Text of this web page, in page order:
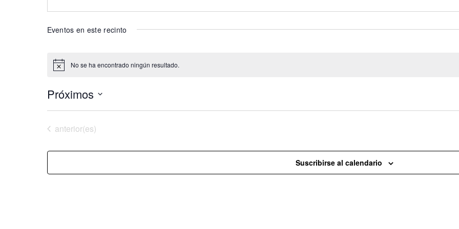
Eventos en este recinto
Aviso No se ha encontrado ningún resultado.
Próximos
Selecciona
fecha.
Eventos
anterior(es)
Suscribirse al calendario